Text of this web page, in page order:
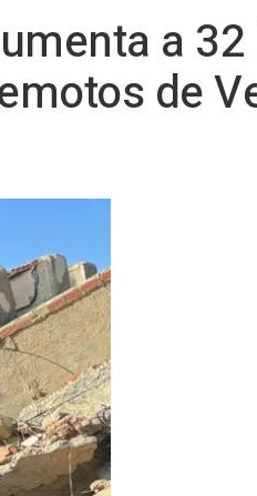
a
de